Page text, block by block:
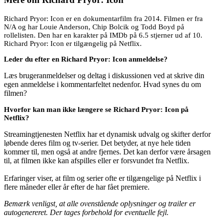
Richard Pryor: Icon er en dokumentarfilm fra 2014. Filmen er fra
N/A og har Louie Anderson, Chip Bolcik og Todd Boyd på
rollelisten. Den har en karakter på IMDb på 6.5 stjerner ud af 10.
Richard Pryor: Icon er tilgængelig på Netflix.
Leder du efter en Richard Pryor: Icon anmeldelse?
Læs brugeranmeldelser og deltag i diskussionen ved at skrive din
egen anmeldelse i kommentarfeltet nedenfor. Hvad synes du om
filmen?
Hvorfor kan man ikke længere se Richard Pryor: Icon på
Netflix?
Streamingtjenesten Netflix har et dynamisk udvalg og skifter derfor
løbende deres film og tv-serier. Det betyder, at nye hele tiden
kommer til, men også at andre fjernes. Det kan derfor være årsagen
til, at filmen ikke kan afspilles eller er forsvundet fra Netflix.
Erfaringer viser, at film og serier ofte er tilgængelige på Netflix i
flere måneder eller år efter de har fået premiere.
Bemærk venligst, at alle ovenstående oplysninger og trailer er
autogenereret. Der tages forbehold for eventuelle fejl.